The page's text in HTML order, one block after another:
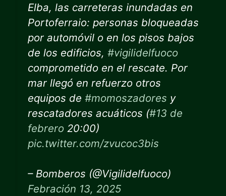
Elba, las carreteras inundadas en
Portoferraio: personas bloqueadas
por automóvil o en los pisos bajos
de los edificios, #vigilidelfuoco
comprometido en el rescate. Por
mar llegó en refuerzo otros
equipos de #momoszadores y
rescatadores acuáticos (#13 de
febrero 20:00)
pic.twitter.com/zvucoc3bis
– Bomberos (@Vigilidelfuoco)
Febración 13, 2025